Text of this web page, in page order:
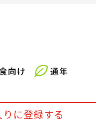
に登録する